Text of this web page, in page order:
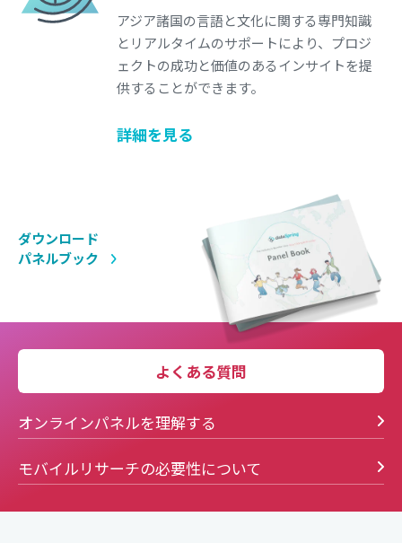
アジア諸国の言語と文化に関する専門知識
とリアルタイムのサポートにより、プロジ
ェクトの成功と価値のあるインサイトを提
供することができます。
詳細を見る
ダウンロード
パネルブック
よくある質問
オンラインパネルを理解する
モバイルリサーチの必要性について